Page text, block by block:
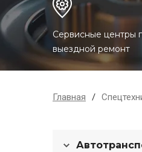
Сервисные центры
выездной ремонт
Главная